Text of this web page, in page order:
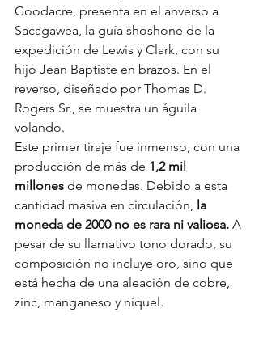
Goodacre, presenta en el anverso a
Sacagawea, la guía shoshone de la
expedición de Lewis y Clark, con su
hijo Jean Baptiste en brazos. En el
reverso, diseñado por Thomas D.
Rogers Sr., se muestra un águila
volando.
Este primer tiraje fue inmenso, con una
producción de más de 1,2 mil
millones de monedas. Debido a esta
cantidad masiva en circulación, la
moneda de 2000 no es rara ni valiosa. A
pesar de su llamativo tono dorado, su
composición no incluye oro, sino que
está hecha de una aleación de cobre,
zinc, manganeso y níquel.